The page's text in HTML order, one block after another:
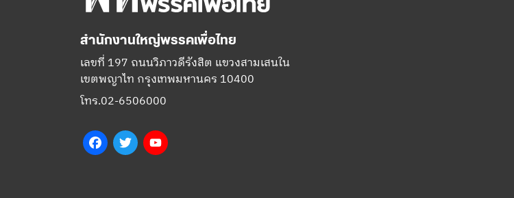
สำนักงานใหญ่พรรคเพื่อไทย
เลขที่ 197 ถนนวิภาวดีรังสิต แขวงสามเสนใน
เขตพญาไท กรุงเทพมหานคร 10400
โทร.02-6506000
FacebookTwitter